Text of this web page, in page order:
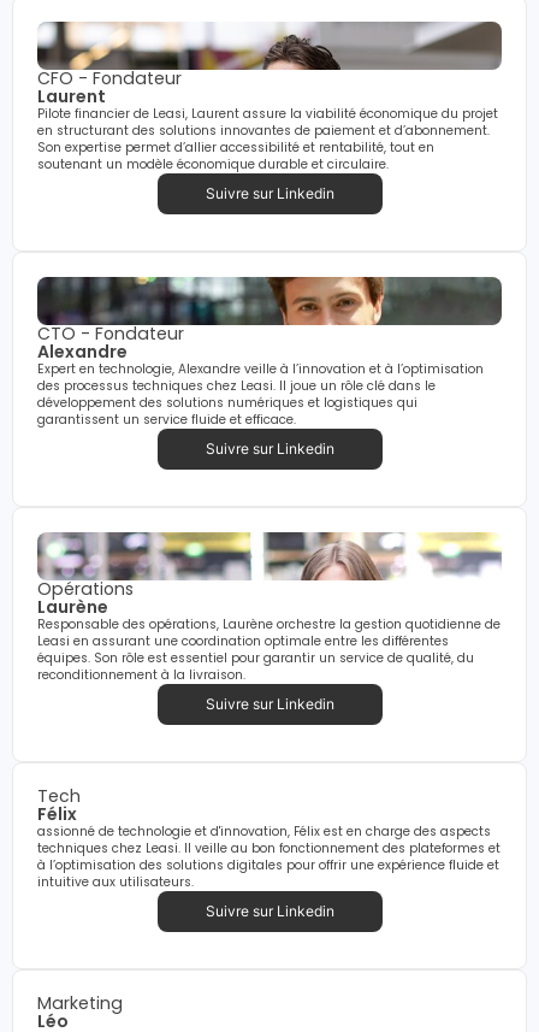
CFO - Fondateur
Laurent
Pilote financier de Leasi, Laurent assure la viabilité économique du projet
en structurant des solutions innovantes de paiement et d’abonnement.
Son expertise permet d’allier accessibilité et rentabilité, tout en
soutenant un modèle économique durable et circulaire.
Suivre sur Linkedin
CTO - Fondateur
Alexandre
Expert en technologie, Alexandre veille à l’innovation et à l’optimisation
des processus techniques chez Leasi. Il joue un rôle clé dans le
développement des solutions numériques et logistiques qui
garantissent un service fluide et efficace.
Suivre sur Linkedin
Opérations
Laurène
Responsable des opérations, Laurène orchestre la gestion quotidienne de
Leasi en assurant une coordination optimale entre les différentes
équipes. Son rôle est essentiel pour garantir un service de qualité, du
reconditionnement à la livraison.
Suivre sur Linkedin
Tech
Félix
assionné de technologie et d'innovation, Félix est en charge des aspects
techniques chez Leasi. Il veille au bon fonctionnement des plateformes et
à l’optimisation des solutions digitales pour offrir une expérience fluide et
intuitive aux utilisateurs.
Suivre sur Linkedin
Marketing
Léo